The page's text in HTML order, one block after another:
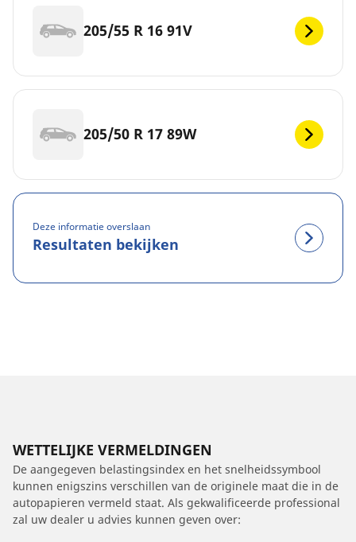
205/55 R 16 91V
205/50 R 17 89W
Deze informatie overslaan
Resultaten bekijken
WETTELIJKE VERMELDINGEN
De aangegeven belastingsindex en het snelheidssymbool
kunnen enigszins verschillen van de originele maat die in de
autopapieren vermeld staat. Als gekwalificeerde professional
zal uw dealer u advies kunnen geven over: